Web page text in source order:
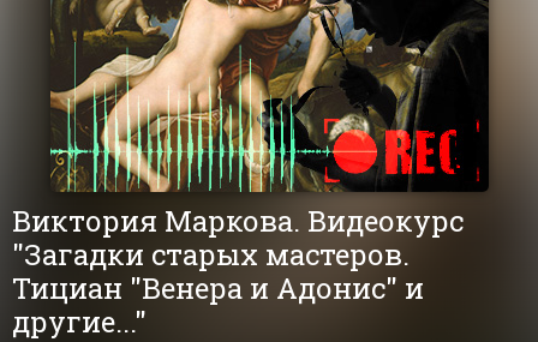
Виктория Маркова. Видеокурс
"Загадки старых мастеров.
Тициан "Венера и Адонис" и
другие..."